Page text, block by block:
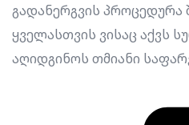
გადანერგვის პროცედურა
ყველასთვის ვისაც აქვს
აღიდგინოს თმიანი